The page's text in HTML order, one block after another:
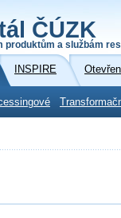
ČÚZK
produktům a službám
INSPIRE